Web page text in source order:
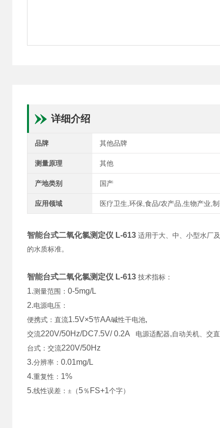
详细介绍
品牌 其他品牌
测量原理 其他
产地类别 国产
应用领域 医疗卫生,环保,食品/农产品,生物产业,
智能台式二氧化氯测定仪 L-613 适用于大、中、小型水厂
的水质标准。
智能台式二氧化氯测定仪 L-613 技术指标：
1.测量范围： 0-5mg/L
2.电源电压：
便携式：直流1.5V×5节AA碱性干电池,
交流220V/50Hz/DC7.5V/ 0.2A 电源适配器, 自动关机、交
台式：交流220V/50Hz
3.分辨率： 0.01mg/L
4.重复性： 1%
5.线性误差：±（ 5％ FS+1个字）